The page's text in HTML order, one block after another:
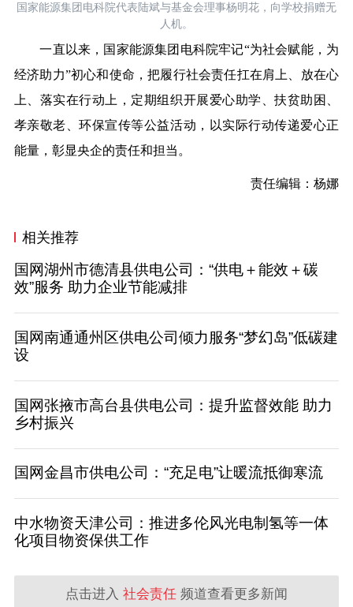
国家能源集团电科院代表陆斌与基金会理事杨明花，向学校捐赠无
人机。
一直以来，国家能源集团电科院牢记“为社会赋能，为
经济助力”初心和使命，把履行社会责任扛在肩上、放在心
上、落实在行动上，定期组织开展爱心助学、扶贫助困、
孝亲敬老、环保宣传等公益活动，以实际行动传递爱心正
能量，彰显央企的责任和担当。
责任编辑：杨娜
相关推荐
国网湖州市德清县供电公司：“供电＋能效＋碳
效”服务 助力企业节能减排
国网南通通州区供电公司倾力服务“梦幻岛”低碳建
设
国网张掖市高台县供电公司：提升监督效能 助力
乡村振兴
国网金昌市供电公司：“充足电”让暖流抵御寒流
中水物资天津公司：推进多伦风光电制氢等一体
化项目物资保供工作
点击进入 社会责任 频道查看更多新闻